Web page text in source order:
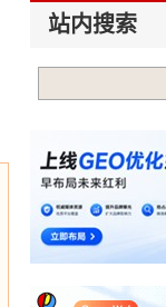
站内搜索